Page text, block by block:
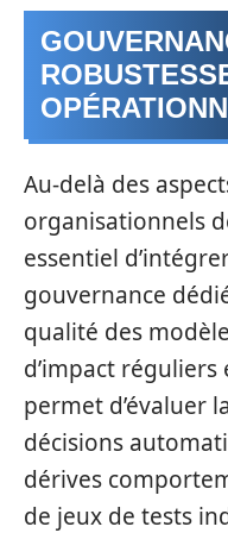
Au-delà des
organisationnels
essentiel
gouvernance
qualité des
d’impact
permet d’évaluer
décisions
dérives
de jeux de tests